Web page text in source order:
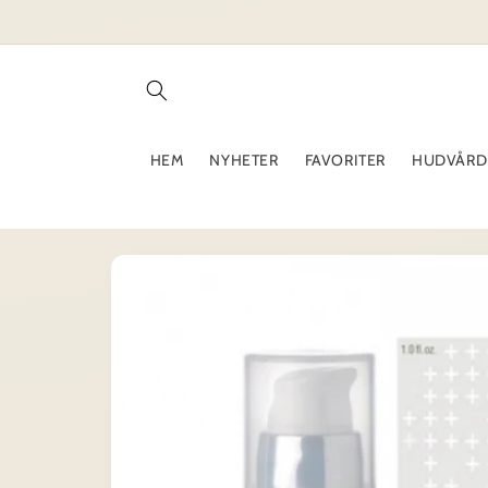
HEM NYHETER FAVORITER HUDVÅRD